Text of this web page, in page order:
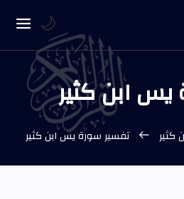
ابن كثير
كثير تفسير سورة يس ابن كثير
🌙